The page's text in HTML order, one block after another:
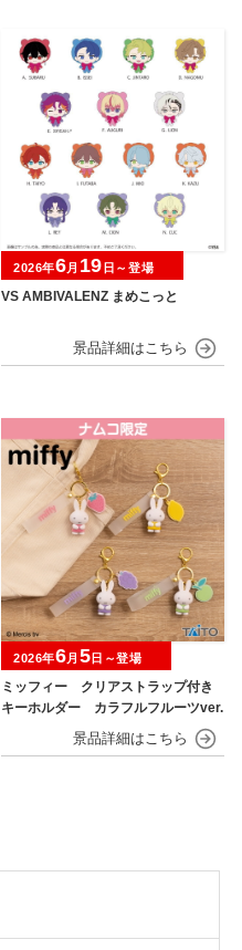
VS AMBIVALENZ まめこっと
2026年6月 19 日～登場
ミッフィー クリアストラップ付き
キーホルダー カラフルフルーツver.
2026年6月 5日～登場